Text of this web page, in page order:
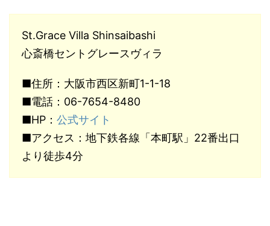
St.Grace Villa Shinsaibashi
心斎橋セントグレースヴィラ
■住所：大阪市西区新町1-1-18
■電話：06-7654-8480
■HP： 公式サイト
■アクセス：地下鉄各線「本町駅」22番出口
より徒歩4分